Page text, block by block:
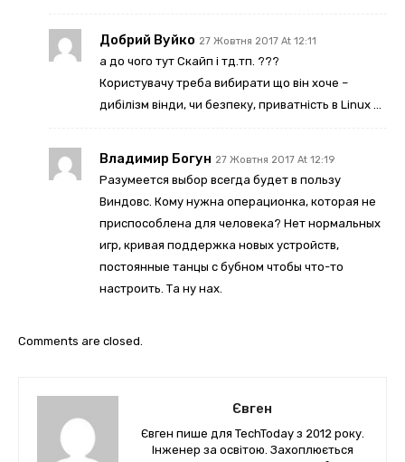
Добрий Вуйко 27 Жовтня 2017 At 12:11
а до чого тут Скайп і тд.тп. ???
Користувачу треба вибирати що він хоче –
дибілізм вінди, чи безпеку, приватність в Linux …
Владимир Богун 27 Жовтня 2017 At 12:19
Разумеется выбор всегда будет в пользу
Виндовс. Кому нужна операционка, которая не
приспособлена для человека? Нет нормальных
игр, кривая поддержка новых устройств,
постоянные танцы с бубном чтобы что-то
настроить. Та ну нах.
Comments are closed.
Євген
Євген пише для TechToday з 2012 року.
Інженер за освітою. Захоплюється